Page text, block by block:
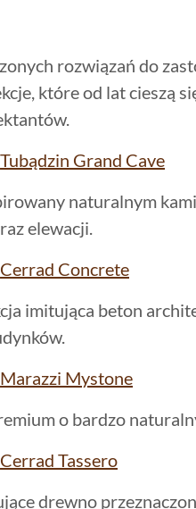
rozwiązań do
które od lat cieszą
Tubądzin Grand Cave
naturalnym
elewacji.
Cerrad Concrete
imitująca beton
Marazzi Mystone
o bardzo
Cerrad Tassero
drewno